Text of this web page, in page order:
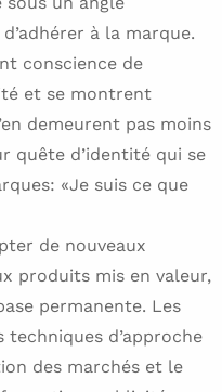
à la marque.
conscience de
et se montrent
demeurent pas moins
quête d’identité qui se
«Je suis ce que
de nouveaux
produits mis en valeur,
permanente. Les
d’approche
des marchés et le